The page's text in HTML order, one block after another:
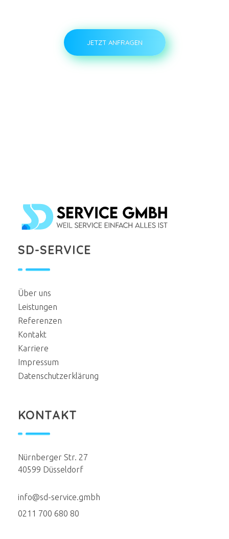
JETZT ANFRAGEN
SD-SERVICE
Über uns
Leistungen
Referenzen
Kontakt
Karriere
Impressum
Datenschutzerklärung
KONTAKT
Nürnberger Str. 27
40599 Düsseldorf
info@sd-service.gmbh
0211 700 680 80